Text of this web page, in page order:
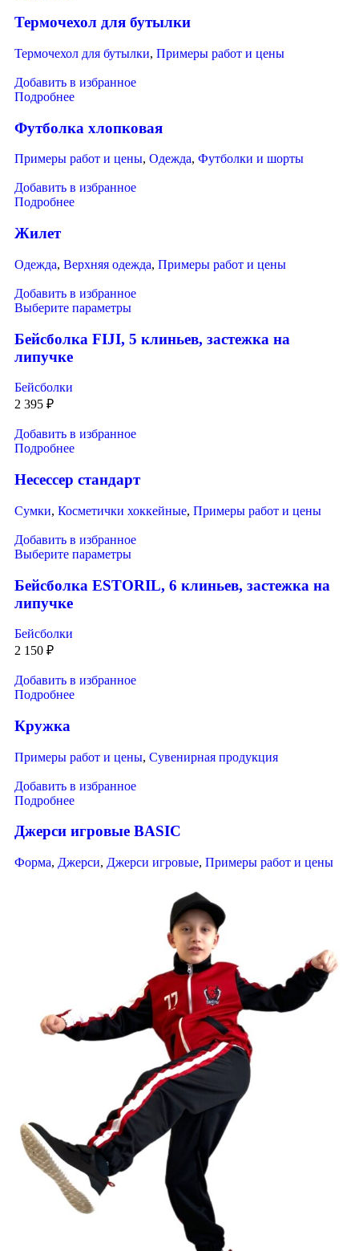
Термочехол для бутылки
Термочехол для бутылки, Примеры работ и цены
Добавить в избранное
Подробнее
Футболка хлопковая
Примеры работ и цены, Одежда, Футболки и шорты
Добавить в избранное
Подробнее
Жилет
Одежда, Верхняя одежда, Примеры работ и цены
Добавить в избранное
Выберите параметры
Бейсболка FIJI, 5 клиньев, застежка на
липучке
Бейсболки
2 395 ₽
Добавить в избранное
Подробнее
Несессер стандарт
Сумки, Косметички хоккейные, Примеры работ и цены
Добавить в избранное
Выберите параметры
Бейсболка ESTORIL, 6 клиньев, застежка на
липучке
Бейсболки
2 150 ₽
Добавить в избранное
Подробнее
Кружка
Примеры работ и цены, Сувенирная продукция
Добавить в избранное
Подробнее
Джерси игровые BASIC
Форма, Джерси, Джерси игровые, Примеры работ и цены